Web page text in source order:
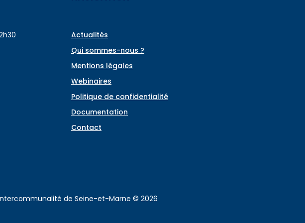
Actualités
Qui sommes-nous ?
Mentions légales
Webinaires
Politique de confidentialité
Documentation
Contact
de Seine-et-Marne © 2026